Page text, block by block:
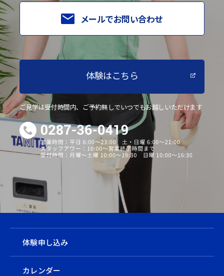
メールでお問い合わせ
体験はこちら
ご見学は受付時間内、ご予約無しでいつでもお越しいただけます
体験申し込み
カレンダー